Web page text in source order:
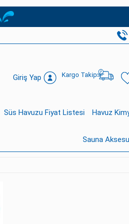
Kargo Takip
Giriş Yap
Havuz
Süs Havuzu Fiyat Listesi
Sauna